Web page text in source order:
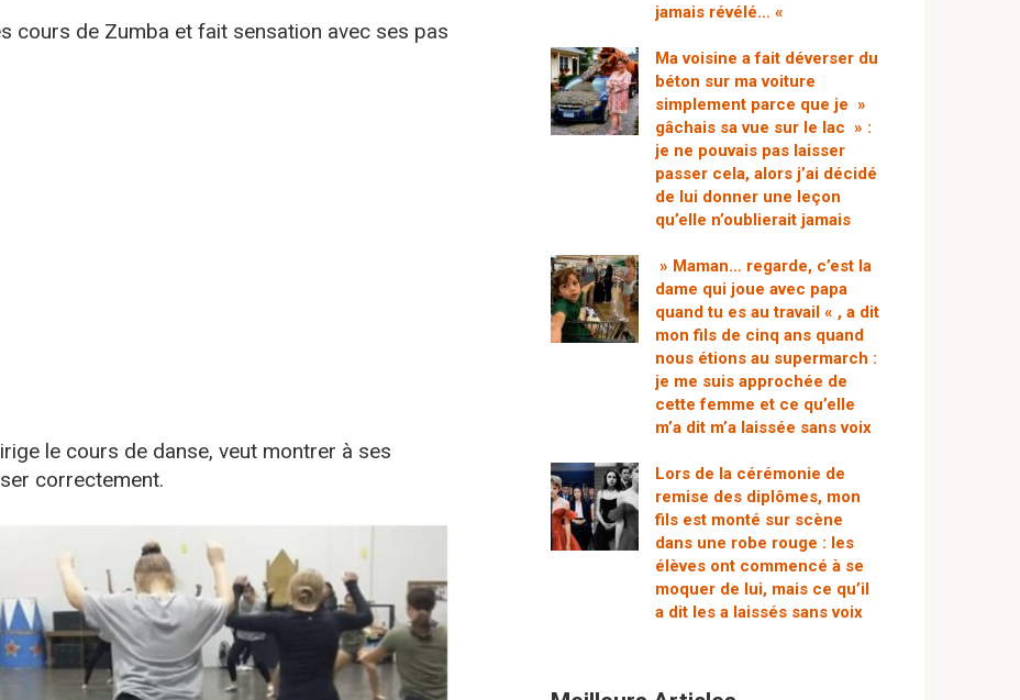
cours de Zumba et fait sensation avec ses pas
le cours de danse, veut montrer à ses
correctement.
jamais révélé… «
Ma voisine a fait déverser du
béton sur ma voiture
simplement parce que je »
gâchais sa vue sur le lac » :
je ne pouvais pas laisser
passer cela, alors j’ai décidé
de lui donner une leçon
qu’elle n’oublierait jamais
» Maman… regarde, c’est la
dame qui joue avec papa
quand tu es au travail « , a dit
mon fils de cinq ans quand
nous étions au supermarch :
je me suis approchée de
cette femme et ce qu’elle
m’a dit m’a laissée sans voix
Lors de la cérémonie de
remise des diplômes, mon
fils est monté sur scène
dans une robe rouge : les
élèves ont commencé à se
moquer de lui, mais ce qu’il
a dit les a laissés sans voix